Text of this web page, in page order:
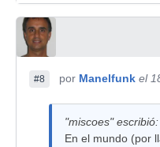
#8 por Manelfunk el
"miscoes" escribió:
En el mundo (por